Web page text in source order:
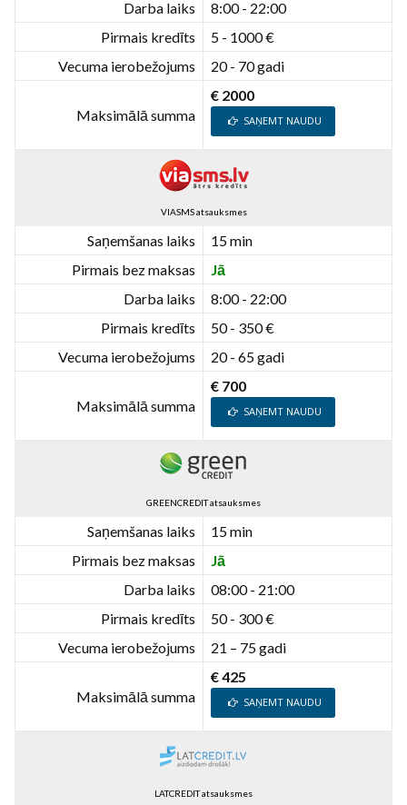
Darba laiks
8:00 - 22:00
Pirmais kredīts
5 - 1000 €
Vecuma ierobežojums
20 - 70 gadi
Maksimālā summa
€ 2000
SAŅEMT NAUDU
VIASMS atsauksmes
Saņemšanas laiks
15 min
Pirmais bez maksas
Jā
Darba laiks
8:00 - 22:00
Pirmais kredīts
50 - 350 €
Vecuma ierobežojums
20 - 65 gadi
Maksimālā summa
€ 700
SAŅEMT NAUDU
GREENCREDIT atsauksmes
Saņemšanas laiks
15 min
Pirmais bez maksas
Jā
Darba laiks
08:00 - 21:00
Pirmais kredīts
50 - 300 €
Vecuma ierobežojums
21 – 75 gadi
Maksimālā summa
€ 425
SAŅEMT NAUDU
LATCREDIT atsauksmes